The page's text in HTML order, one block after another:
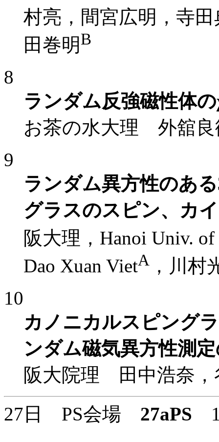
村亮，間宮広明，寺
田巻明B
8
ランダム反強磁性体
お茶の水大理 外舘良
9
ランダム異方性のあ
グラスのスピン、カ
阪大理，Hanoi Univ. of
Dao Xuan VietA ，川村
10
カノニカルスピング
ンダム磁気異方性測
阪大院理 田中浩奈，
27日 PS会場 27aPS